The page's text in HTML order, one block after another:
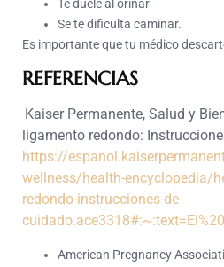
Te duele al orinar
Se te dificulta caminar.
Es importante que tu médico
REFERENCIAS
Kaiser Permanente, Salud y
ligamento redondo:
https://
wellness/health-encyclopedia/
redondo-instrucciones-de-
American Pregnancy